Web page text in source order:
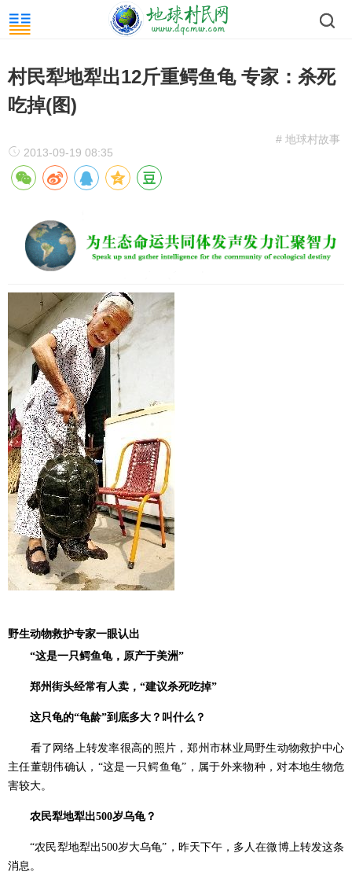
村民犁地犁出12斤重鳄鱼龟 专家：杀死
吃掉(图)
# 地球村故事
2013-09-19 08:35
野生动物救护专家一眼认出
“这是一只鳄鱼龟，原产于美洲”
郑州街头经常有人卖，“建议杀死吃掉”
这只龟的“龟龄”到底多大？叫什么？
看了网络上转发率很高的照片，郑州市林业局野生动物救护中心
主任董朝伟确认，“这是一只鳄鱼龟”，属于外来物种，对本地生物危
害较大。
农民犁地犁出500岁乌龟？
“农民犁地犁出500岁大乌龟”，昨天下午，多人在微博上转发这条
消息。